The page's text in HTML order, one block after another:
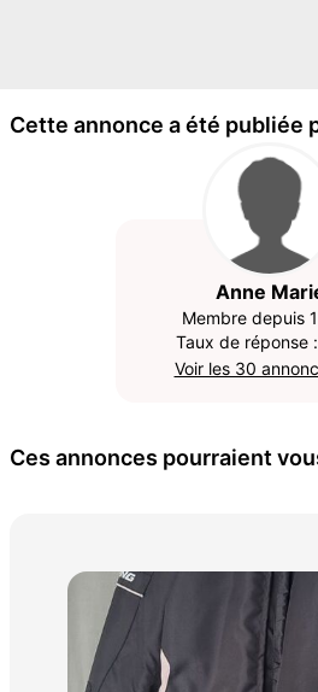
Cette annonce a été publiée
Anne
Membre depuis
Taux de réponse :
Voir les 30
Ces annonces pourraient